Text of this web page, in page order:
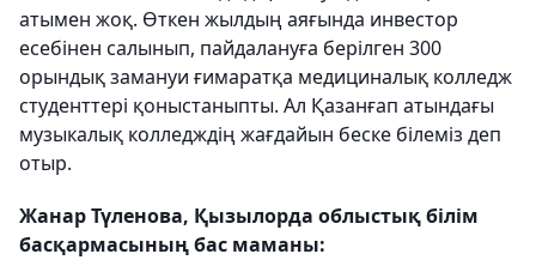
атымен жоқ. Өткен жылдың аяғында инвестор
есебінен салынып, пайдалануға берілген 300
орындық замануи ғимаратқа медициналық колледж
студенттері қоныстаныпты. Ал Қазанғап атындағы
музыкалық колледждің жағдайын беске білеміз деп
отыр.
Жанар Түленова, Қызылорда облыстық білім
басқармасының бас маманы: